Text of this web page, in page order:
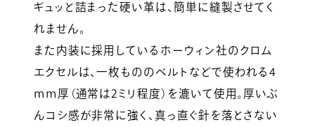
ギュッと詰まった硬い革は、簡単に縫製させてく
れません。
また内装に採用しているホーウィン社のクロム
エクセルは、一枚もののベルトなどで使われる4
ｍｍ厚（通常は2ミリ程度）を漉いて使用。厚いぶ
んコシ感が非常に強く、真っ直ぐ針を落とさない